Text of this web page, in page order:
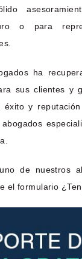
o para
ha
sus clientes y
éxito y
de nuestros
el formulario